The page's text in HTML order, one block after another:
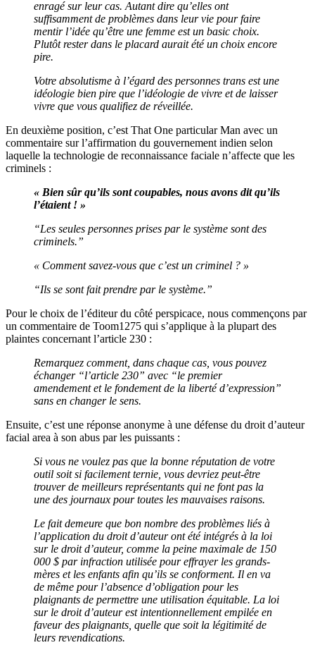
enragé sur leur cas. Autant dire qu’elles ont
suffisamment de problèmes dans leur vie pour faire
mentir l’idée qu’être une femme est un basic choix.
Plutôt rester dans le placard aurait été un choix encore
pire.
Votre absolutisme à l’égard des personnes trans est une
idéologie bien pire que l’idéologie de vivre et de laisser
vivre que vous qualifiez de réveillée.
En deuxième position, c’est That One particular Man avec un
commentaire sur l’affirmation du gouvernement indien selon
laquelle la technologie de reconnaissance faciale n’affecte que les
criminels :
« Bien sûr qu’ils sont coupables, nous avons dit qu’ils
l’étaient ! »
“Les seules personnes prises par le système sont des
criminels.”
« Comment savez-vous que c’est un criminel ? »
“Ils se sont fait prendre par le système.”
Pour le choix de l’éditeur du côté perspicace, nous commençons par
un commentaire de Toom1275 qui s’applique à la plupart des
plaintes concernant l’article 230 :
Remarquez comment, dans chaque cas, vous pouvez
échanger “l’article 230” avec “le premier
amendement et le fondement de la liberté d’expression”
sans en changer le sens.
Ensuite, c’est une réponse anonyme à une défense du droit d’auteur
facial area à son abus par les puissants :
Si vous ne voulez pas que la bonne réputation de votre
outil soit si facilement ternie, vous devriez peut-être
trouver de meilleurs représentants qui ne font pas la
une des journaux pour toutes les mauvaises raisons.
Le fait demeure que bon nombre des problèmes liés à
l’application du droit d’auteur ont été intégrés à la loi
sur le droit d’auteur, comme la peine maximale de 150
000 $ par infraction utilisée pour effrayer les grands-
mères et les enfants afin qu’ils se conforment. Il en va
de même pour l’absence d’obligation pour les
plaignants de permettre une utilisation équitable. La loi
sur le droit d’auteur est intentionnellement empilée en
faveur des plaignants, quelle que soit la légitimité de
leurs revendications.